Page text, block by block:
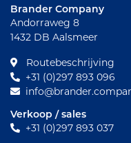
Brander Company
Andorraweg 8
1432 DB Aalsmeer
Routebeschrijving
+31 (0)297 893 096
Verkoop / sales
+31 (0)297 893 037